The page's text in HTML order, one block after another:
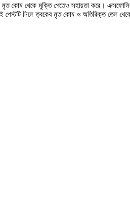
মৃত কোষ থেকে মুক্তি পেতেও সহায়তা করে।
পেস্টটি নিলে ত্বকের মৃত কোষ ও অতিরিক্ত তেল